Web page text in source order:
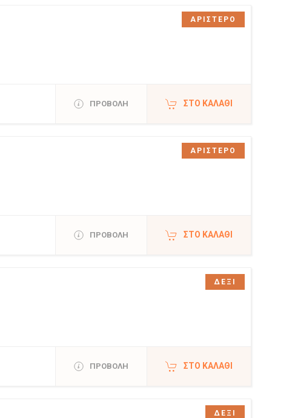
ΠΡΟΒΟΛΗ ΣΤΟ ΚΑΛΆΘΙ
ΑΡΙΣΤΕΡΟ
ΠΡΟΒΟΛΗ ΣΤΟ ΚΑΛΆΘΙ
ΑΡΙΣΤΕΡΟ
ΠΡΟΒΟΛΗ ΣΤΟ ΚΑΛΆΘΙ
ΔΕΞΙ
ΔΕΞΙ